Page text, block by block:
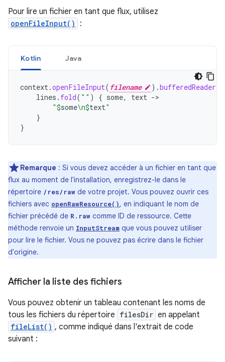
Pour lire un fichier en tant que flux, utilisez
openFileInput() :
Kotlin Java
context.openFileInput( filename ).bufferedReader
lines . fold( "" ) { some, text ->
"$some\n$text"
}
}
Remarque : Si vous devez accéder à un fichier en tant que
flux au moment de l'installation, enregistrez-le dans le
répertoire /res/raw de votre projet. Vous pouvez ouvrir ces
fichiers avec openRawResource(), en indiquant le nom de
fichier précédé de R.raw comme ID de ressource. Cette
méthode renvoie un InputStream que vous pouvez utiliser
pour lire le fichier. Vous ne pouvez pas écrire dans le fichier
d'origine.
Afficher la liste des fichiers
Vous pouvez obtenir un tableau contenant les noms de
tous les fichiers du répertoire filesDir en appelant
fileList() , comme indiqué dans l'extrait de code
suivant :